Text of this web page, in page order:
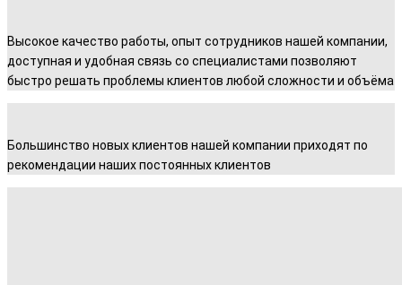
Высокое качество работы, опыт сотрудников нашей компании,
доступная и удобная связь со специалистами позволяют
быстро решать проблемы клиентов любой сложности и объёма
Большинство новых клиентов нашей компании приходят по
рекомендации наших постоянных клиентов